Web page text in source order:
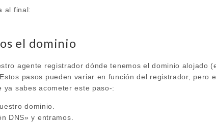
al final:
el dominio
agente registrador dónde tenemos el dominio alojado
pasos pueden variar en función del registrador, pero
sabes acometer este paso-:
dominio.
DNS» y entramos.